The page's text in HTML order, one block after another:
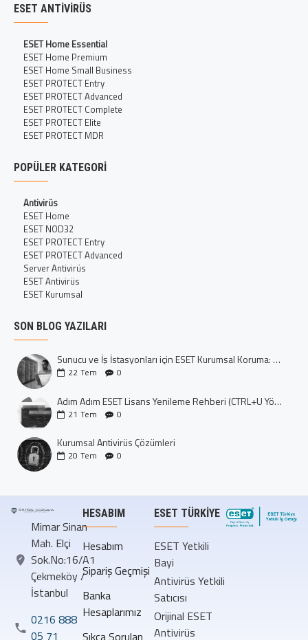
ESET ANTIVIRÜS
ESET Home Essential
ESET Home Premium
ESET Home Small Business
ESET PROTECT Entry
ESET PROTECT Advanced
ESET PROTECT Complete
ESET PROTECT Elite
ESET PROTECT MDR
POPÜLER KATEGORI
Antivirüs
ESET Home
ESET NOD32
ESET PROTECT Entry
ESET PROTECT Advanced
Server Antivirüs
ESET Antivirüs
ESET Kurumsal
SON BLOG YAZILARI
Sunucu ve İş İstasyonları için ESET Kurumsal Koruma: Dijital Kalenizi İnşa Edin
22 Tem 0
Adım Adım ESET Lisans Yenileme Rehberi (CTRL+U Yöntemi)
21 Tem 0
Kurumsal Antivirüs Çözümleri
20 Tem 0
Mimar Sinan
Mah. Elçi
Sok.No:16/A1
Çekmeköy /
İstanbul
0216 888
05 71
HESABIM
Hesabım
Sipariş Geçmişi
Banka
Hesaplarımız
Sıkça Sorulan
ESET TÜRKIYE
ESET Yetkili
Bayi
Antivirüs Yetkili
Satıcısı
Orijinal ESET
Antivirüs